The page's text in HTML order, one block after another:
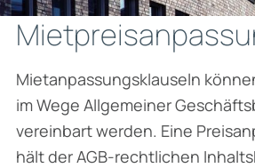
Mietanpassungsklauseln
im Wege Allgemeiner
vereinbart werden. Eine
hält der AGB-rechtlichen